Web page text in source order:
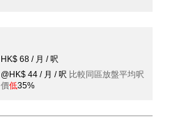
HK$ 68 / 月 / 呎
@HK$ 44 / 月 / 呎 比較同區放盤平均呎
價低35%